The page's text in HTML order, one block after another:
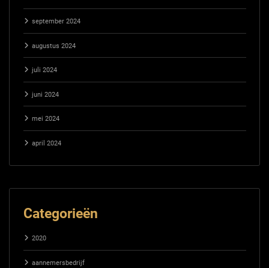
september 2024
augustus 2024
juli 2024
juni 2024
mei 2024
april 2024
Categorieën
2020
aannemersbedrijf